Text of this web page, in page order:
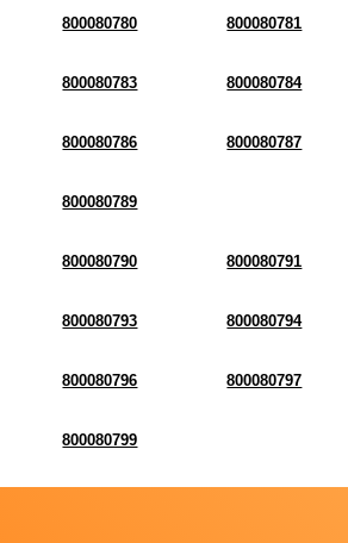
800080780 800080781
800080783 800080784
800080786 800080787
800080789
800080790 800080791
800080793 800080794
800080796 800080797
800080799